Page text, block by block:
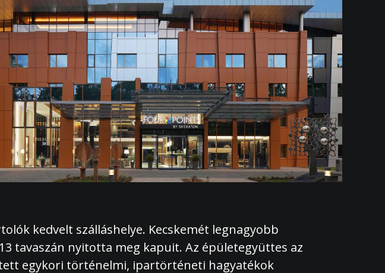
kedvelt szálláshelye. Kecskemét legnagyobb
tavaszán nyitotta meg kapuit. Az épületegyüttes az
egykori történelmi, ipartörténeti hagyatékok